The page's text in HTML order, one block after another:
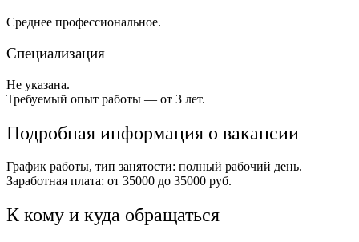
Среднее профессиональное.
Специализация
Не указана.
Требуемый опыт работы — от 3 лет.
Подробная информация о вакансии
График работы, тип занятости: полный рабочий день.
Заработная плата: от 35000 до 35000 руб.
К кому и куда обращаться